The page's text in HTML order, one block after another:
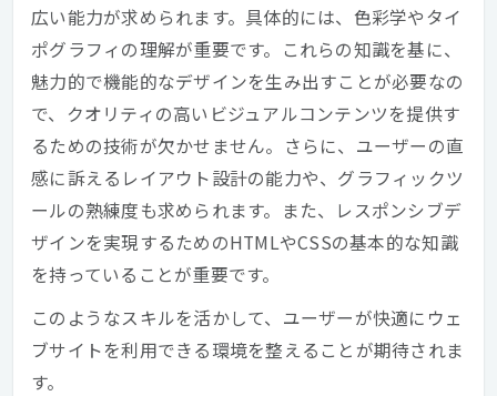
広い能力が求められます。具体的には、色彩学やタイ
ポグラフィの理解が重要です。これらの知識を基に、
魅力的で機能的なデザインを生み出すことが必要なの
で、クオリティの高いビジュアルコンテンツを提供す
るための技術が欠かせません。さらに、ユーザーの直
感に訴えるレイアウト設計の能力や、グラフィックツ
ールの熟練度も求められます。また、レスポンシブデ
ザインを実現するためのHTMLやCSSの基本的な知識
を持っていることが重要です。
このようなスキルを活かして、ユーザーが快適にウェ
ブサイトを利用できる環境を整えることが期待されま
す。